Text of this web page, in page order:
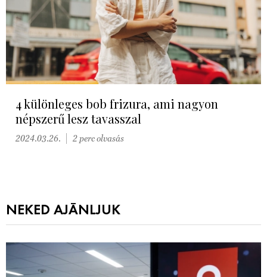
4 különleges bob frizura, ami nagyon
népszerű lesz tavasszal
2024.03.26. 2 perc olvasás
NEKED AJÁNLJUK